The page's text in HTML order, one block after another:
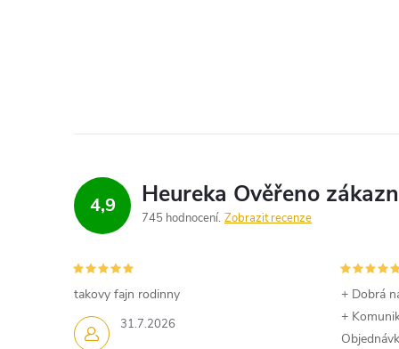
d
a
c
í
p
4,9
745 hodnocení Zobrazit recenze
31.7.2026
takovy fajn rodinny
+ Dobrá
+